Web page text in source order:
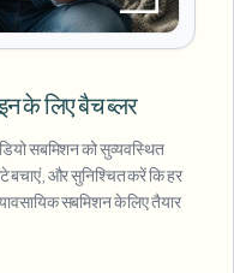
के लिए बैच ब्लर
सबमिशन को सुव्यवस्थित
बचाएं, और सुनिश्चित करें कि हर
सबमिशन के लिए तैयार